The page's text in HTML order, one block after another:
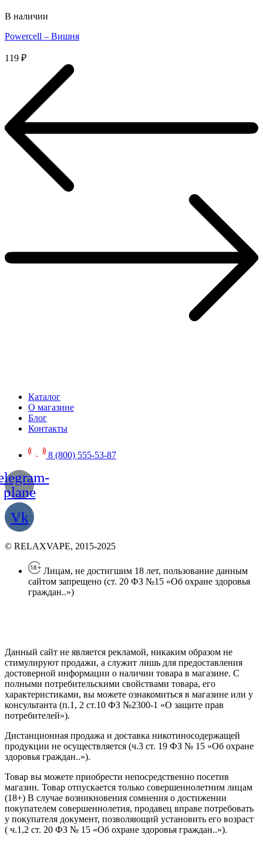
В наличии
Powercell – Вишня
119 ₽
Каталог
О магазине
Блог
Контакты
8 (800) 555-53-87
plane
Vk
© RELAXVAPE, 2015-2025
Лицам, не достигшим 18 лет, пользование данным
сайтом запрещено (ст. 20 ФЗ №15 «Об охране здоровья
граждан..»)
Данный сайт не является рекламой, никаким образом не
стимулируют продажи, а служит лишь для предоставления
достоверной информации о наличии товара в магазине. С
полными потребительскими свойствами товара, его
характеристиками, вы можете ознакомиться в магазине или у
консультанта (п.1, 2 ст.10 ФЗ №2300-1 «О защите прав
потребителей»).
Дистанционная продажа и доставка никотиносодержащей
продукции не осуществляется (ч.3 ст. 19 ФЗ № 15 «Об охране
здоровья граждан..»).
Товар вы можете приобрести непосредственно посетив
магазин. Товар отпускается только совершеннолетним лицам
(18+) В случае возникновения сомнения о достижении
покупателем совершеннолетия, продавец вправе потребовать
у покупателя документ, позволяющий установить его возраст
( ч.1,2 ст. 20 ФЗ № 15 «Об охране здоровья граждан..»).